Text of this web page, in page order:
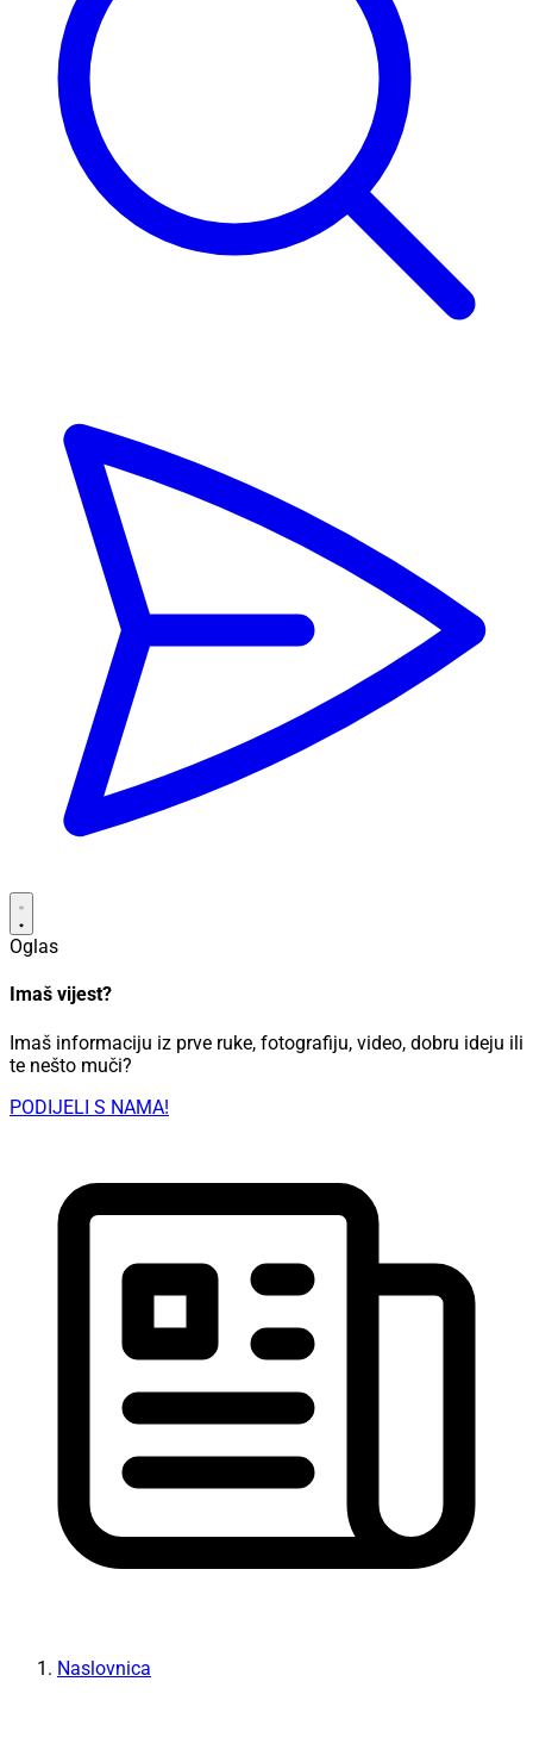
Oglas
Imaš vijest?
Imaš informaciju iz prve ruke, fotografiju, video, dobru ideju ili
te nešto muči?
PODIJELI S NAMA!
Naslovnica